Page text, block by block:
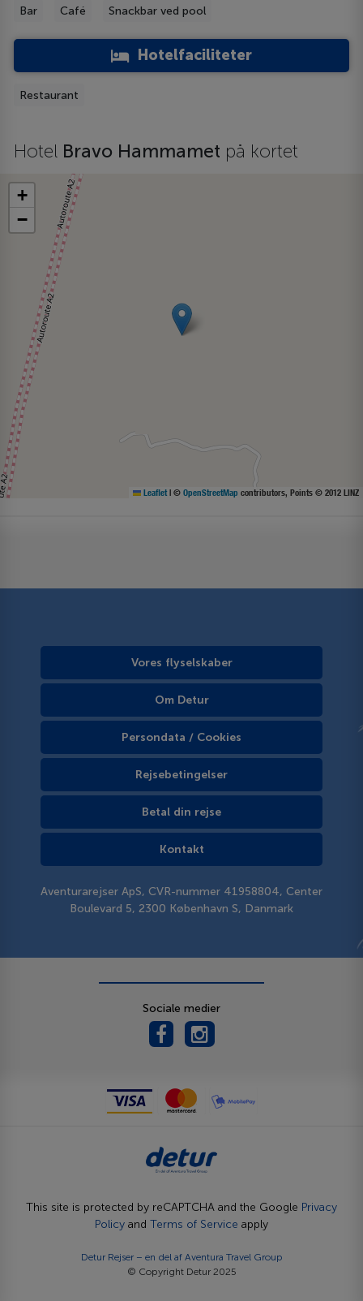
Bar Café Snackbar ved pool
Hotelfaciliteter
Restaurant
Hotel Bravo Hammamet på kortet
+
−
Leaflet | © OpenStreetMap contributors, Points © 2012 LINZ
Vores flyselskaber
Om Detur
Persondata / Cookies
Rejsebetingelser
Betal din rejse
Kontakt
Aventurarejser ApS, CVR-nummer 41958804, Center
Boulevard 5, 2300 København S, Danmark
Sociale medier
This site is protected by reCAPTCHA and the Google Privacy
Policy and Terms of Service apply
Detur Rejser – en del af Aventura Travel Group
© Copyright Detur 2025